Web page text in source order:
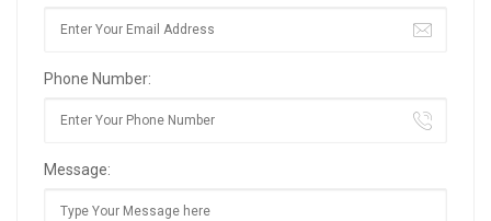
Phone Number:
Message: